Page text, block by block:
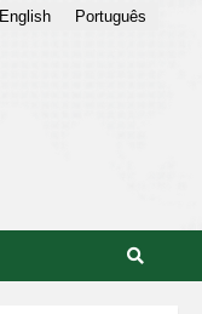
English Português